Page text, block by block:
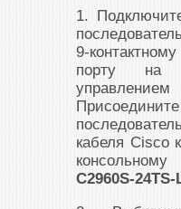
1.
9-
порту на
кабеля Cisco
C2960S-24TS-